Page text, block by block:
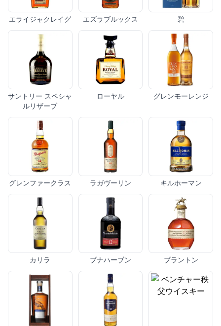
エライジャクレイグ エズラブルックス 碧
サントリー スペシャ
ルリザーブ
ローヤル グレンモーレンジ
グレンファークラス ラガヴーリン キルホーマン
カリラ ブナハーブン ブラントン